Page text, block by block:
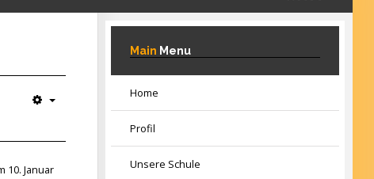
10. Januar
Main Menu
Home
Profil
Unsere Schule